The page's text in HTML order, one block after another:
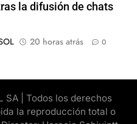
la difusión de chats
20 horas atrás 0
SA | Todos los derechos
la reproducción total o